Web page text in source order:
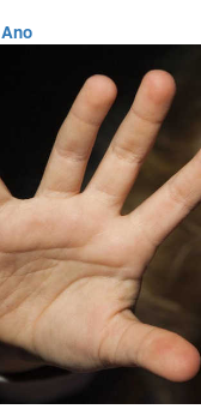
Ano